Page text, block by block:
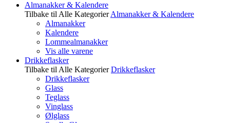
Almanakker & Kalendere
Tilbake til Alle Kategorier Almanakker & Kalendere
Almanakker
Kalendere
Lommealmanakker
Vis alle varene
Drikkeflasker
Tilbake til Alle Kategorier Drikkeflasker
Drikkeflasker
Glass
Teglass
Vinglass
Ølglass